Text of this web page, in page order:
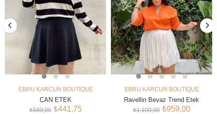
SEPETE EKLE
EBRU KARCUN BOUTİQUE
ÇAN ETEK
₺441,75
₺589,00
SEPETE EKLE
EBRU KARCUN BOUTİQUE
Ravellin Beyaz Trend Etek
₺959,00
₺1.100,00